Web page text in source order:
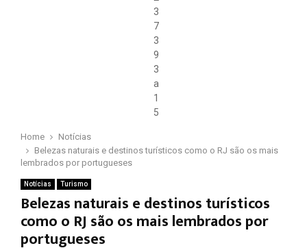
Home
Notícias
Belezas naturais e destinos turísticos como o RJ são os mais
lembrados por portugueses
Notícias Turismo
Belezas naturais e destinos turísticos
como o RJ são os mais lembrados por
portugueses